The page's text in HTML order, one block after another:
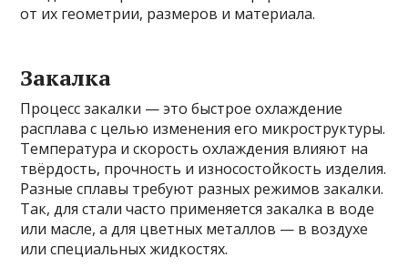
от их геометрии, размеров и материала.
Закалка
Процесс закалки — это быстрое охлаждение
расплава с целью изменения его микроструктуры.
Температура и скорость охлаждения влияют на
твёрдость, прочность и износостойкость изделия.
Разные сплавы требуют разных режимов закалки.
Так, для стали часто применяется закалка в воде
или масле, а для цветных металлов — в воздухе
или специальных жидкостях.